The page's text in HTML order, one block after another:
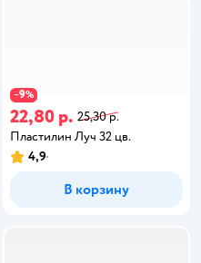
−9%
22,80 р. 25,30 р.
Пластилин Луч 32 цв.
4,9
В корзину